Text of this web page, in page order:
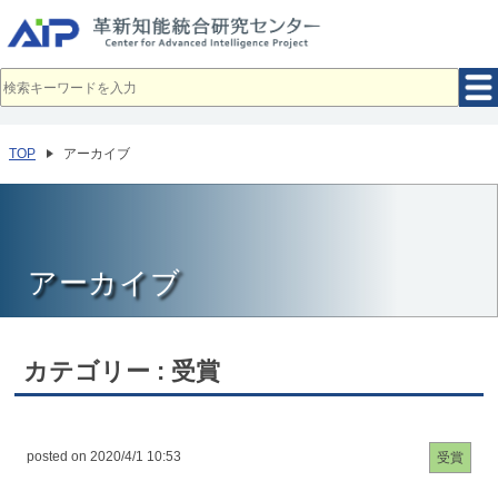
イ
ン
動
TOP アーカイブ
アーカイブ
カテゴリー : 受賞
posted on 2020/4/1 10:53 受賞